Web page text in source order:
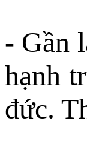
- Gần
hạnh
đức.